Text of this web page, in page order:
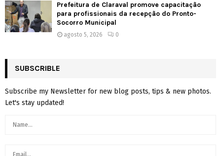
Prefeitura de Claraval promove capacitação
para profissionais da recepção do Pronto-
Socorro Municipal
agosto 5, 2026 0
SUBSCRIBLE
Subscribe my Newsletter for new blog posts, tips & new photos.
Let's stay updated!